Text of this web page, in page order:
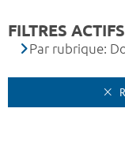
FILTRES ACTIFS
Par rubrique: